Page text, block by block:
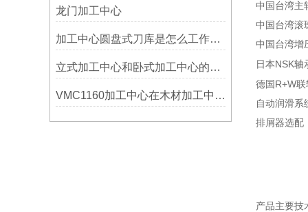
龙门加工中心
加工中心圆盘式刀库是怎么工作的？
立式加工中心和卧式加工中心的区别
VMC1160加工中心在木材加工中的应用
中国台湾主
中国台湾滚
中国台湾增
日本NSK轴
德国 R+W联
自动润滑系
排屑器选配
产品主要技